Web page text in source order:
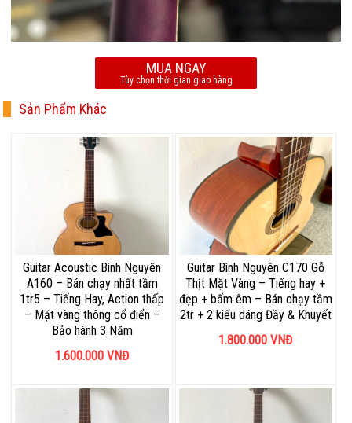
MUA NGAY
Tùy chọn thời gian giao hàng
Sản Phẩm Khác
Guitar Acoustic Bình Nguyên
A160 – Bán chạy nhất tầm
1tr5 – Tiếng Hay, Action thấp
– Mặt vàng thông cổ điển –
Bảo hành 3 Năm
1.600.000 VNĐ
Guitar Bình Nguyên C170 Gỗ
Thịt Mặt Vàng – Tiếng hay +
đẹp + bấm êm – Bán chạy tầm
2tr + 2 kiểu dáng Đầy & Khuyết
1.800.000 VNĐ